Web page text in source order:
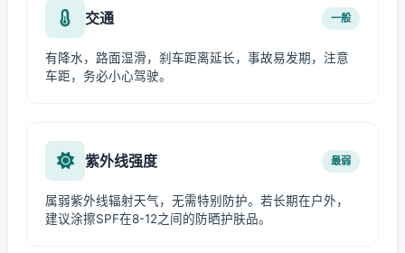
交通 一般
有降水，路面湿滑，刹车距离延长，事故易发期，注意
车距，务必小心驾驶。
紫外线强度 最弱
属弱紫外线辐射天气，无需特别防护。若长期在户外，
建议涂擦SPF在8-12之间的防晒护肤品。